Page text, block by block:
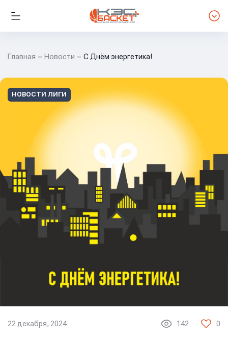
Главная Новости С Днём энергетика!
НОВОСТИ ЛИГИ
22 декабря, 2024 142 0